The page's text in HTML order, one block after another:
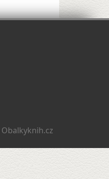
Obalkyknih.cz